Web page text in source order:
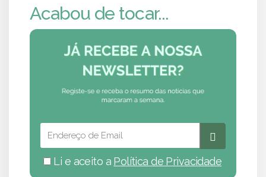
Acabou de tocar...
Li e aceito a Política de Privacidade